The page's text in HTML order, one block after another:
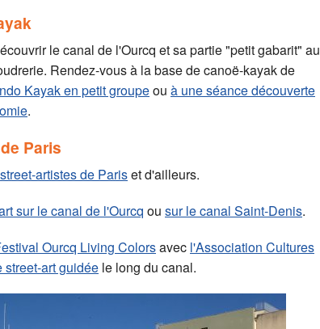
le canal de l'Ourcq et sa partie "petit gabarit" au
Rendez-vous à la base de canoë-kayak de
Kayak en petit groupeou à une séance découverte
.
Paris
street-artistes de Pariset d'ailleurs.
sur le canal de l'Ourcq ou sur le canal Saint-Denis.
Ourcq Living Colorsavec l'Association Cultures
street-art guidée le long du canal.